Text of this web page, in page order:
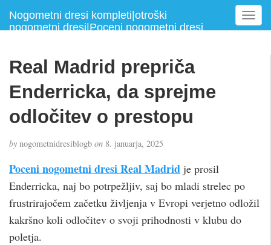
Nogometni dresi kompleti|otroški
nogometni dresi|Poceni nogometni dresi
T
o
o
Real Madrid prepriča
Enderricka, da sprejme
odločitev o prestopu
by nogometnidresiblogb on 8. januarja, 2025
Poceni nogometni dresi Real Madrid je prosil
Enderricka, naj bo potrpežljiv, saj bo mladi strelec po
frustrirajočem začetku življenja v Evropi verjetno odložil
kakršno koli odločitev o svoji prihodnosti v klubu do
poletja.